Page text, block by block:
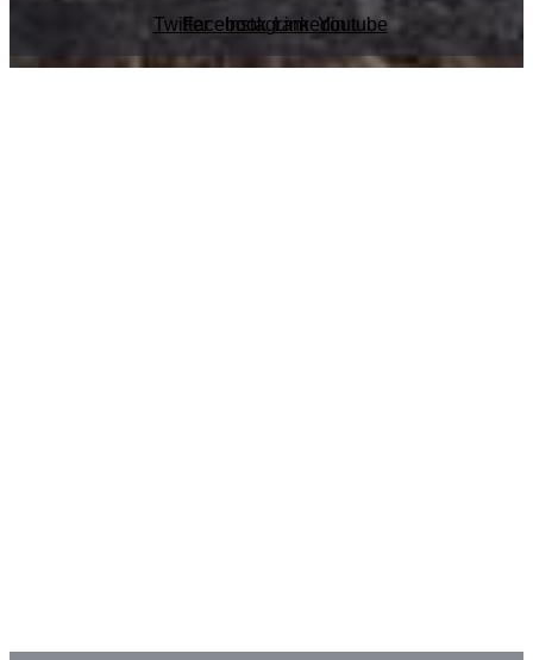
TwitterFacebookInstagramLinkedinYoutube